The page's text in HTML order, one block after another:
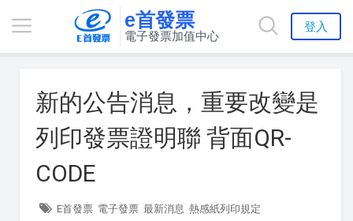
e首發票
電子發票加值中心
登入
新的公告消息，重要改變是
列印發票證明聯 背面QR-
CODE
E首發票 電子發票 最新消息 熱感紙列印規定